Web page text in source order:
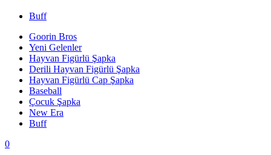
Buff
Goorin Bros
Yeni Gelenler
Hayvan Figürlü Şapka
Derili Hayvan Figürlü Şapka
Hayvan Figürlü Cap Şapka
Baseball
Çocuk Şapka
New Era
Buff
0